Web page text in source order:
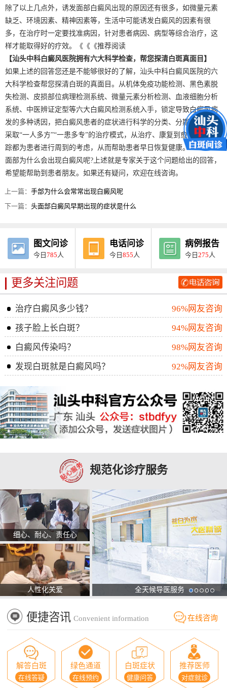
除了以上几点外，诱发面部白癜风出现的原因还有很多，如微量元素
缺乏、环境因素、精神因素等，生活中可能诱发白癜风的因素有很
多，在治疗时一定要找准病因，针对患者病因、病型等综合治疗，这
样才能取得好的疗效。《《《推荐阅读
【汕头中科白癜风医院拥有六大科学检查，帮您探清白斑真面目】
如果上述的回答您还是不能够很好的了解，汕头中科白癜风医院的六
大科学检查帮您探清白斑的真面目。从机体免疫功能检测、黑色素脱
失检测、皮损部位病理检测系统、微量元素分析检测、血液细胞分析
系统、中医辨证定型等六大白癜风检测系统入手，锁定导致白癜风病
发的多种诱因，把白癜风患者的症状进行科学的分类、分期、分型。
采取“一人多方”“一患多专”的治疗模式，从治疗、康复到愈后巩固跟
踪都为患者进行周到的考虑，从而帮助患者早日恢复健康。
面部为什么会出现白癜风呢?上述就是专家关于这个问题给出的回答，
希望能帮助到患者朋友。如果还有疑问，欢迎在线咨询。
上一篇：手部为什么会常常出现白癜风呢
下一篇：头面部白癜风早期出现的症状是什么
图文问诊
今日785 人
电话问诊
今日855 人
病例报告
今日275 人
更多关注问题
治疗白癜风多少钱？
96%网友咨询
孩子脸上长白斑？
94%网友咨询
白癜风传染吗？
98%网友咨询
发现白斑就是白癜风吗？
92%网友咨询
规范化诊疗服务
细心、耐心、责任心
人性化关爱 全天候导医服务
便捷咨讯 Convenient information 在线咨询
解答白斑
在线答疑
绿色通道
在线预约
白斑症状
健康问答
推荐医师
对症就诊